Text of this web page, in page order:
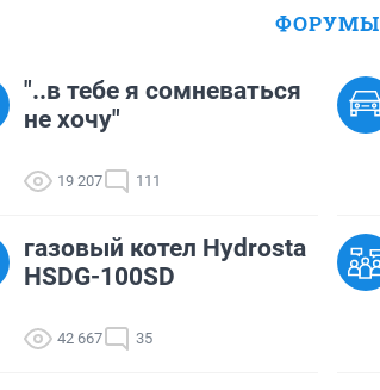
ФОРУМЫ
"..в тебе я сомневаться
не хочу"
19 207 111
газовый котел Hydrosta
HSDG-100SD
42 667 35